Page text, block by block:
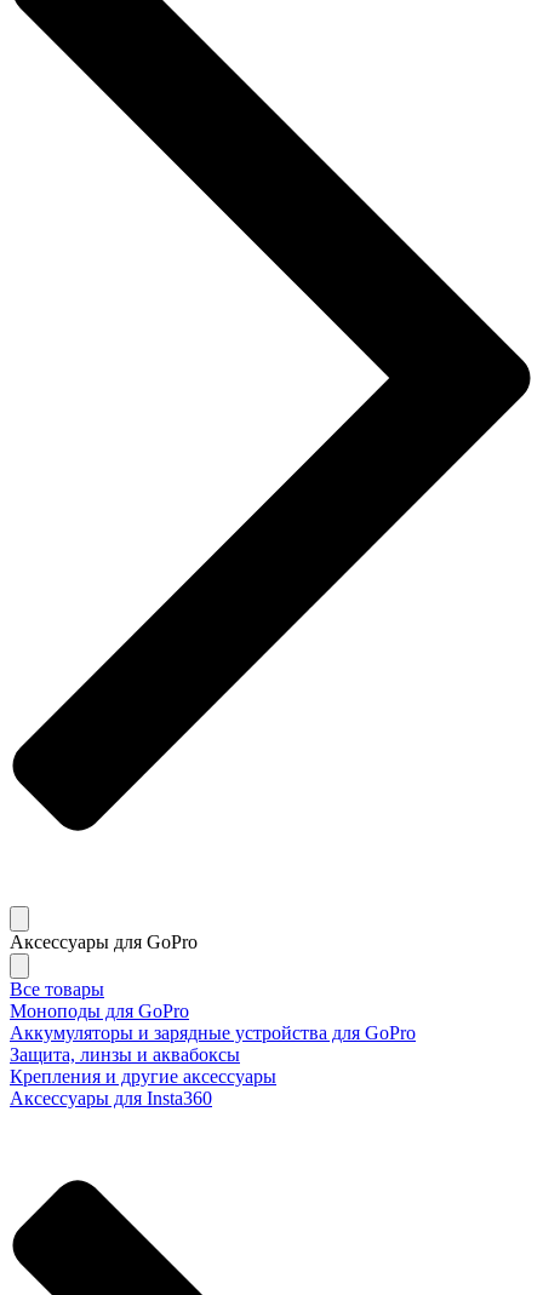
Аксессуары для GoPro
Все товары
Моноподы для GoPro
Аккумуляторы и зарядные устройства для GoPro
Защита, линзы и аквабоксы
Крепления и другие аксессуары
Аксессуары для Insta360